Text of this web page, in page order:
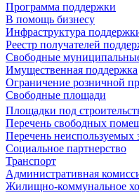
Программа поддержки
В помощь бизнесу
Инфраструктура
Реестр получателей
Свободные
Имущественная поддержка
Ограничение розничной
Свободные площади
Площадки под
Перечень свободных
Перечень неиспользуемых
Социальное партнерство
Транспорт
Административная
Жилищно-коммунальное